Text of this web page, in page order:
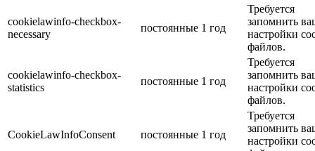
cookielawinfo-checkbox-
necessary
постоянные 1 год
Требуется
запомнить
настройки
файлов.
cookielawinfo-checkbox-
statistics
постоянные 1 год
Требуется
запомнить
настройки
файлов.
CookieLawInfoConsent постоянные 1 год
Требуется
запомнить
настройки